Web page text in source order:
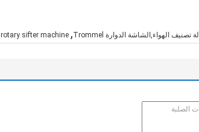
آلة تصنيف الهواء,الشاشة الدوارة Trommel ,
rotary sifter machine